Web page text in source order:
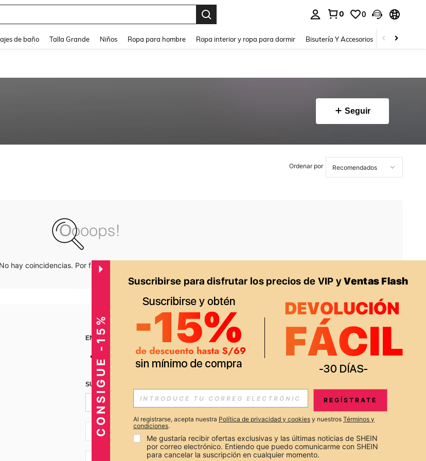
0 0
de baño Talla Grande Niños Ropa para hombre Ropa interior y ropa para dormir Bisutería Y Accesorios Zapatos
Seguir
Ordenar por
No hay coincidencias. Por favor inténtalo de nuevo.
ENCUÉNTRANOS EN APP
SUSCRÍBETE PARA RECIBIR OFERTAS EXCLUSIVAS, PROMOCIONES Y NOTICIAS DE SHEIN
Suscribir
PE + 51
CONSIGUE -15% REGÍSTRATE
Al registrarse, acepta nuestra Política de privacidad y cookies y nuestros Términos y
condiciones.
Me gustaría recibir ofertas exclusivas y las últimas noticias de SHEIN
por correo electrónico. Entiendo que puedo comunicarme con SHEIN
para cancelar la suscripción en cualquier momento.